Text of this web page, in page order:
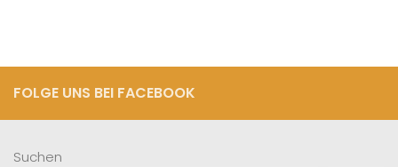
FOLGE UNS BEI FACEBOOK
Suchen